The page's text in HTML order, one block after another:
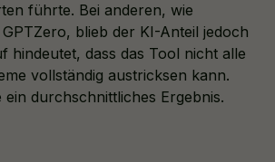
führte. Bei anderen, wie
blieb der KI-Anteil jedoch
hindeutet, dass das Tool nicht alle
vollständig austricksen kann.
ein durchschnittliches Ergebnis.